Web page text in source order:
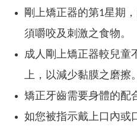
剛上矯正器的第1星期
須嚼咬及刺激之食物。
成人剛上矯正器較兒童
上，以減少黏膜之磨擦。
矯正牙齒需要身體的配
如您被指示戴上口內或